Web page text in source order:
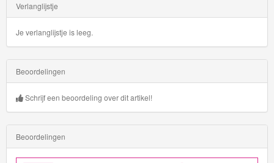
Verlanglijstje
Je verlanglijstje is leeg.
Beoordelingen
Schrijf een beoordeling over dit artikel!
Beoordelingen